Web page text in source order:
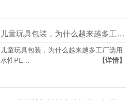
儿童玩具包装，为什么越来越多工厂选用水性PET热封胶
儿童玩具包装，为什么越来越多工厂选用
水性PE…
【详情】